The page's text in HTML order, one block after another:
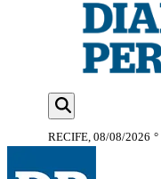
RECIFE, 08/08/2026 °